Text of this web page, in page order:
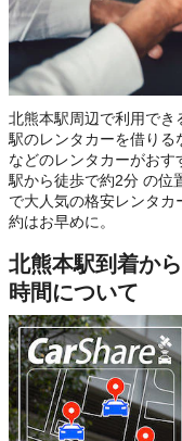
北熊本駅周辺で利用でき
駅のレンタカーを借りる
などのレンタカーがお
駅から徒歩で約2分 の位
で大人気の格安レンタ
約はお早めに。
北熊本駅到着か
時間について